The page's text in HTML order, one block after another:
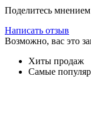
Поделитесь
Написать отзыв
Возможно, вас это
Хиты продаж
Самые